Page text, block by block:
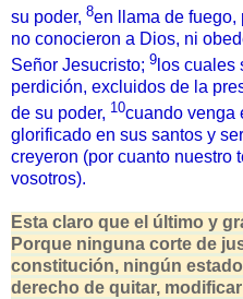
su poder, 8en llama de fuego,
no conocieron a Dios, ni
Señor Jesucristo; 9 los cuales
perdición, excluidos de la
de su poder, 10cuando venga
glorificado en sus santos y
creyeron (por cuanto nuestro
vosotros).
Esta claro que el último y
Porque ninguna corte de
constitución, ningún
derecho de quitar,